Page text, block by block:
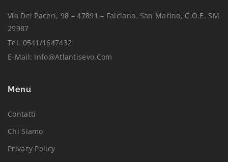
Via Dei Paceri, 98 – 47891 – Falciano, San Marino, C.O.E. SM
29987
Tel. 0541/1647432
E-Mail: Info@atlantisevo.com
Menu
Contatti
Chi Siamo
Privacy Policy